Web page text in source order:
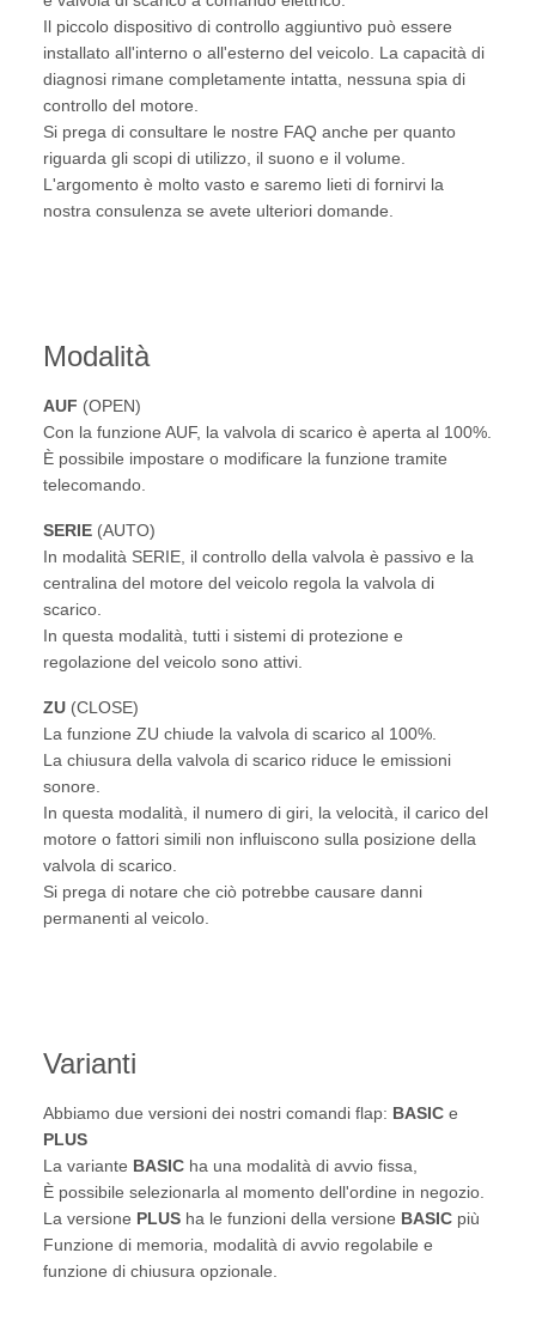
Il piccolo dispositivo di controllo aggiuntivo può essere
installato all'interno o all'esterno del veicolo. La capacità di
diagnosi rimane completamente intatta, nessuna spia di
controllo del motore.
Si prega di consultare le nostre FAQ anche per quanto
riguarda gli scopi di utilizzo, il suono e il volume.
L'argomento è molto vasto e saremo lieti di fornirvi la
nostra consulenza se avete ulteriori domande.
Modalità
AUF (OPEN)
Con la funzione AUF, la valvola di scarico è aperta al 100%.
È possibile impostare o modificare la funzione tramite
telecomando.
SERIE (AUTO)
In modalità SERIE, il controllo della valvola è passivo e la
centralina del motore del veicolo regola la valvola di
scarico.
In questa modalità, tutti i sistemi di protezione e
regolazione del veicolo sono attivi.
ZU (CLOSE)
La funzione ZU chiude la valvola di scarico al 100%.
La chiusura della valvola di scarico riduce le emissioni
sonore.
In questa modalità, il numero di giri, la velocità, il carico del
motore o fattori simili non influiscono sulla posizione della
valvola di scarico.
Si prega di notare che ciò potrebbe causare danni
permanenti al veicolo.
Varianti
Abbiamo due versioni dei nostri comandi flap: BASIC e
PLUS
La variante BASIC ha una modalità di avvio fissa,
È possibile selezionarla al momento dell'ordine in negozio.
La versione PLUS ha le funzioni della versione BASIC più
Funzione di memoria, modalità di avvio regolabile e
funzione di chiusura opzionale.